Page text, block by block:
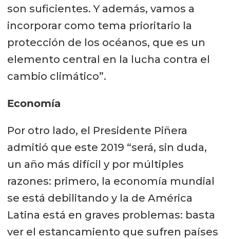
son suficientes. Y además, vamos a
incorporar como tema prioritario la
protección de los océanos, que es un
elemento central en la lucha contra el
cambio climático”.
Economía
Por otro lado, el Presidente Piñera
admitió que este 2019 “será, sin duda,
un año más difícil y por múltiples
razones: primero, la economía mundial
se está debilitando y la de América
Latina está en graves problemas: basta
ver el estancamiento que sufren países